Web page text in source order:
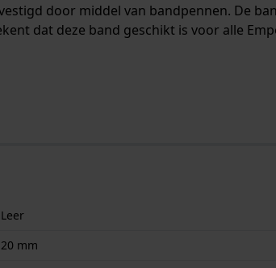
door middel van bandpennen. De
dat deze band geschikt is voor alle
Leer
20 mm